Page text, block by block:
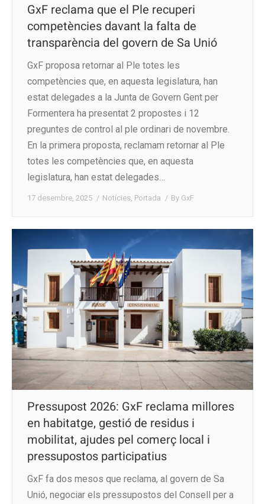
GxF reclama que el Ple recuperi
competències davant la falta de
transparència del govern de Sa Unió
GxF proposa retornar al Ple totes les
competències que, en aquesta legislatura, han
estat delegades a la Junta de Govern Gent per
Formentera ha presentat 2 propostes i 12
preguntes de control al ple ordinari de novembre.
En la primera proposta, reclamam retornar al Ple
totes les competències que, en aquesta
legislatura, han estat delegades…
17 desembre, 2025 Notícies Portada By GxF
Pressupost 2026: GxF reclama millores
en habitatge, gestió de residus i
mobilitat, ajudes pel comerç local i
pressupostos participatius
GxF fa dos mesos que reclama, al govern de Sa
Unió, negociar els pressupostos del Consell per a